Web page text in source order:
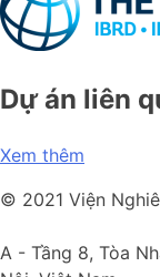
Dự án liên
Xem thêm
© 2021 Viện
A - Tầng 8, Tòa